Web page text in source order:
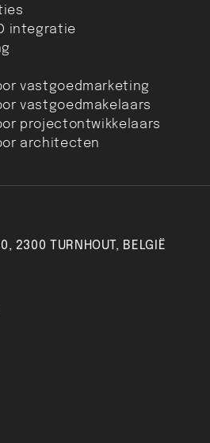
integratie
vastgoedmarketing
vastgoedmakelaars
projectontwikkelaars
architecten
2300 TURNHOUT, BELGIË